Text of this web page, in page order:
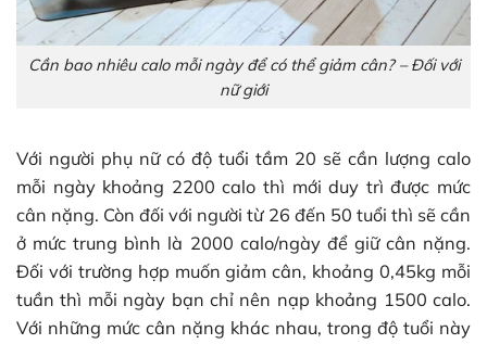
Cần bao nhiêu calo mỗi ngày để có thể giảm cân? – Đối với
nữ giới
Với người phụ nữ có độ tuổi tầm 20 sẽ cần lượng calo
mỗi ngày khoảng 2200 calo thì mới duy trì được mức
cân nặng. Còn đối với người từ 26 đến 50 tuổi thì sẽ cần
ở mức trung bình là 2000 calo/ngày để giữ cân nặng.
Đối với trường hợp muốn giảm cân, khoảng 0,45kg mỗi
tuần thì mỗi ngày bạn chỉ nên nạp khoảng 1500 calo.
Với những mức cân nặng khác nhau, trong độ tuổi này